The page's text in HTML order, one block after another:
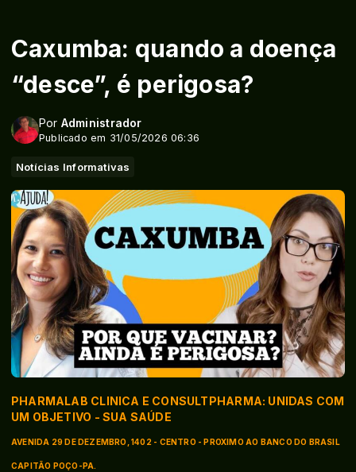
Caxumba: quando a doença
“desce”, é perigosa?
Por Administrador
Publicado em 31/05/2026 06:36
Notícias Informativas
PHARMALAB CLINICA E CONSULTPHARMA: UNIDAS COM
UM OBJETIVO - SUA SAÚDE
AVENIDA 29 DE DEZEMBRO, 1402 - CENTRO - PROXIMO AO BANCO DO BRASIL
CAPITÃO POÇO-PA.